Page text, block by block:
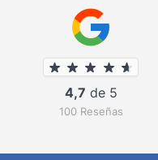
4,7 de 5
100 Reseñas